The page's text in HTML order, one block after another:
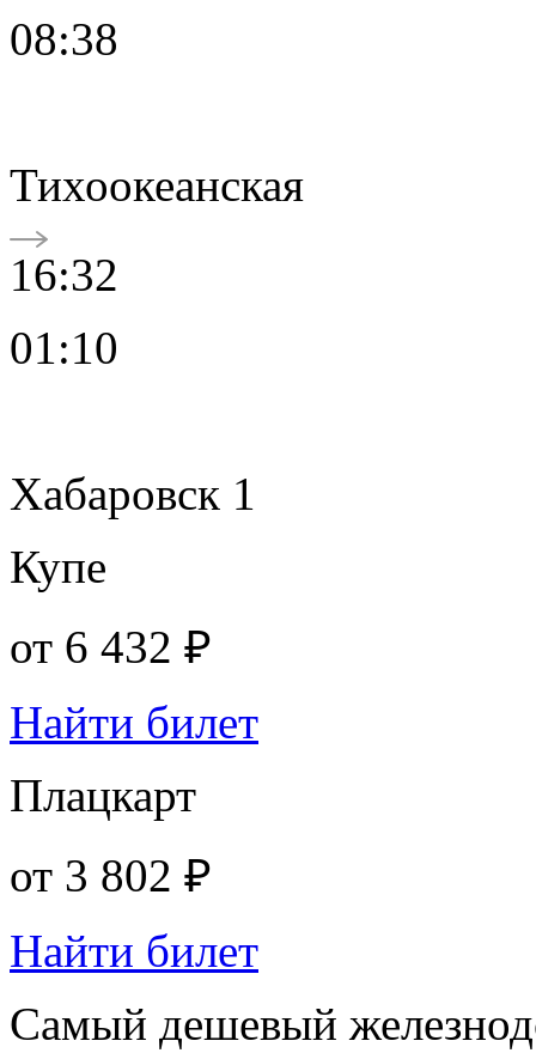
08:38
Тихоокеанская
16:32
01:10
Хабаровск 1
Купе
от 6 432 ₽
Найти билет
Плацкарт
от 3 802 ₽
Найти билет
Самый дешевый